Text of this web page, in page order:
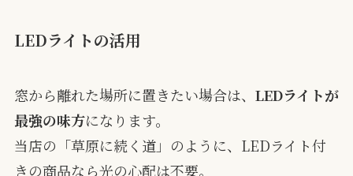
LEDライトの活用
窓から離れた場所に置きたい場合は、 LEDライトが
最強の味方になります。
当店の「草原に続く道」のように、LEDライト付
きの商品なら光の心配は不要。